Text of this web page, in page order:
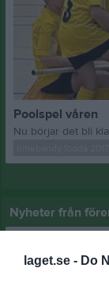
laget.se - Do
Poolspel våren
Nyheter från
27 jul
Sandhems IF